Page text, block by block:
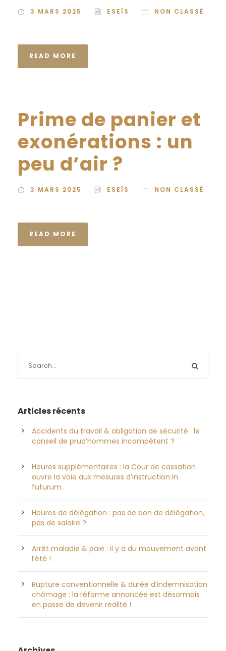
3 MARS 2025 ESEÏS NON CLASSÉ
READ MORE
Prime de panier et
exonérations : un
peu d’air ?
3 MARS 2025 ESEÏS NON CLASSÉ
READ MORE
Articles récents
Accidents du travail & obligation de sécurité : le
conseil de prud’hommes incompétent ?
Heures supplémentaires : la Cour de cassation
ouvre la voie aux mesures d’instruction in
futurum
Heures de délégation : pas de bon de délégation,
pas de salaire ?
Arrêt maladie & paie : il y a du mouvement avant
l’été !
Rupture conventionnelle & durée d’indemnisation
chômage : la réforme annoncée est désormais
en passe de devenir réalité !